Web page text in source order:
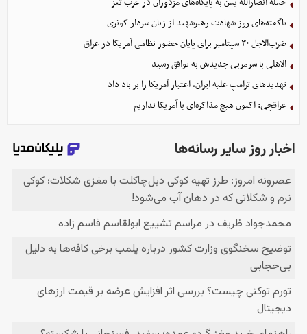
ناگفته‌های روز شهادت رهبرشهید از زبان سردار کوثری
ضرب‌الاجل ۳۰ سپتامبر برای پایان حضور نظامی آمریکا در عراق
الاهلی با سرمربی جدیدش به توافق رسید
تهدیدهای ترامپ علیه ایران، اعتبار آمریکا را بر باد داد
عراقچی: اکنون هیچ مذاکره‌ای با آمریکا نداریم